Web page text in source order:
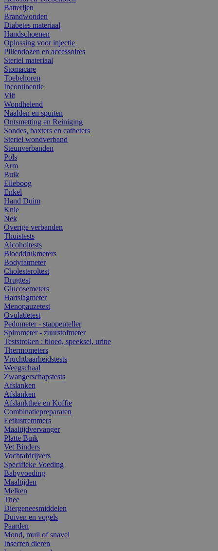
Batterijen
Brandwonden
Diabetes materiaal
Handschoenen
Oplossing voor injectie
Pillendozen en accessoires
Steriel materiaal
Stomacare
Toebehoren
Incontinentie
Vilt
Wondhelend
Naalden en spuiten
Ontsmetting en Reiniging
Sondes, baxters en catheters
Steriel wondverband
Steunverbanden
Pols
Arm
Buik
Elleboog
Enkel
Hand Duim
Knie
Nek
Overige verbanden
Thuistests
Alcoholtests
Bloeddrukmeters
Bodyfatmeter
Cholesteroltest
Drugtest
Glucosemeters
Hartslagmeter
Menopauzetest
Ovulatietest
Pedometer - stappenteller
Spirometer - zuurstofmeter
Teststroken : bloed, speeksel, urine
Thermometers
Vruchtbaarheidstests
Weegschaal
Zwangerschapstests
Afslanken
Afslanken
Afslankthee en Koffie
Combinatiepreparaten
Eetlustremmers
Maaltijdvervanger
Platte Buik
Vet Binders
Vochtafdrijvers
Specifieke Voeding
Babyvoeding
Maaltijden
Melken
Thee
Diergeneesmiddelen
Duiven en vogels
Paarden
Mond, muil of snavel
Insecten dieren